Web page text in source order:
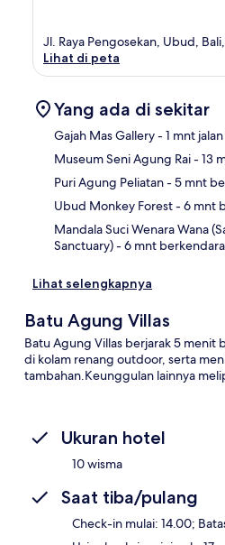
Jl. Raya Pengosekan, Ubud,
Lihat di peta
Yang ada di sekitar
Gajah Mas Gallery- 1 mnt
Museum Seni Agung Rai- 13
Puri Agung Peliatan- 5 mnt
Ubud Monkey Forest- 6 mnt
Mandala Suci Wenara Wana
Sanctuary)- 6 mnt berkendara
Lihat selengkapnya
Batu Agung Villas
Batu Agung Villas berjarak 5 menit
di kolam renang outdoor, serta
tambahan.Keunggulan lainnya
Ukuran hotel
10 wisma
Saat tiba/pulang
Check-in mulai: 14.00;